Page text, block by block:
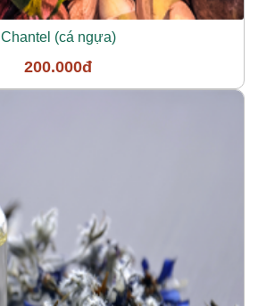
Chantel (cá ngựa)
200.000đ